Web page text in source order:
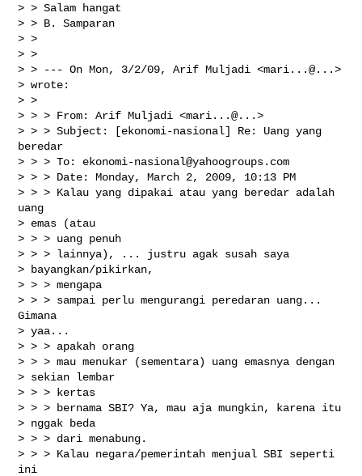
> > Salam hangat
> > B. Samparan
> >
> >
> > --- On Mon, 3/2/09, Arif Muljadi <mari...@...>
> wrote:
> >
> > > From: Arif Muljadi <mari...@...>
> > > Subject: [ekonomi-nasional] Re: Uang yang
beredar
> > > To: ekonomi-nasional@yahoogroups.com
> > > Date: Monday, March 2, 2009, 10:13 PM
> > > Kalau yang dipakai atau yang beredar adalah
uang
> emas (atau
> > > uang penuh
> > > lainnya), ... justru agak susah saya
> bayangkan/pikirkan,
> > > mengapa
> > > sampai perlu mengurangi peredaran uang...
Gimana
> yaa...
> > > apakah orang
> > > mau menukar (sementara) uang emasnya dengan
> sekian lembar
> > > kertas
> > > bernama SBI? Ya, mau aja mungkin, karena itu
> nggak beda
> > > dari menabung.
> > > Kalau negara/pemerintah menjual SBI seperti
ini